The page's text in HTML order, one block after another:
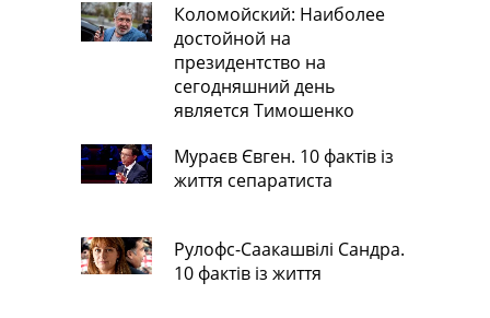
Коломойский: Наиболее
достойной на
президентство на
сегодняшний день
является Тимошенко
Мураєв Євген. 10 фактів із
життя сепаратиста
Рулофс-Саакашвілі Сандра.
10 фактів із життя